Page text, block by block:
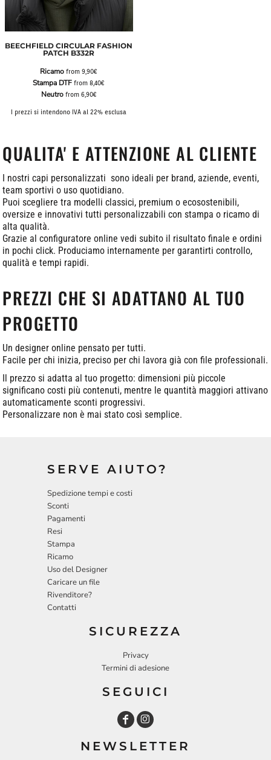
BEECHFIELD CIRCULAR FASHION
PATCH B332R
Ricamo from9,90€
Stampa DTF from8,40€
Neutrofrom 6,90€
I prezzi si intendono IVA al 22% esclusa
QUALITA' E ATTENZIONE AL CLIENTE
I nostri capi personalizzati sono ideali per brand, aziende, eventi,
team sportivi o uso quotidiano.
Puoi scegliere tra modelli classici, premium o ecosostenibili,
oversize e innovativi tutti personalizzabili con stampa o ricamo di
alta qualità.
Grazie al configuratore online vedi subito il risultato finale e ordini
in pochi click. Produciamo internamente per garantirti controllo,
qualità e tempi rapidi.
PREZZI CHE SI ADATTANO AL TUO
PROGETTO
Un designer online pensato per tutti.
Facile per chi inizia, preciso per chi lavora già con file professionali.
Il prezzo si adatta al tuo progetto: dimensioni più piccole
significano costi più contenuti, mentre le quantità maggiori attivano
automaticamente sconti progressivi.
Personalizzare non è mai stato così semplice.
SERVE AIUTO?
Spedizione tempi e costi
Sconti
Pagamenti
Resi
Stampa
Ricamo
Uso del Designer
Caricare un file
Rivenditore?
Contatti
SICUREZZA
Privacy
Termini di adesione
SEGUICI
NEWSLETTER